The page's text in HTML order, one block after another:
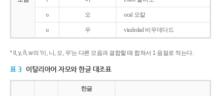
o 오 ocal 오칼
u 우 viudedad 비우데다드
* ll, y, ñ, w의 '이, 니, 오, 우'는 다른 모음과 결합할 때 합쳐서 1 음절로 적는다.
표 3 이탈리아어 자모와 한글 대조표
한글